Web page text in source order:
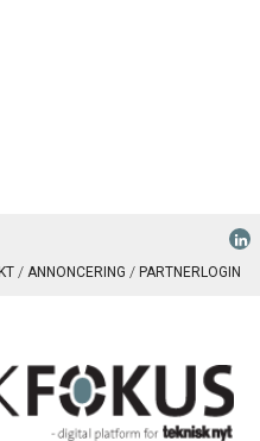
ANNONCERING PARTNERLOGIN